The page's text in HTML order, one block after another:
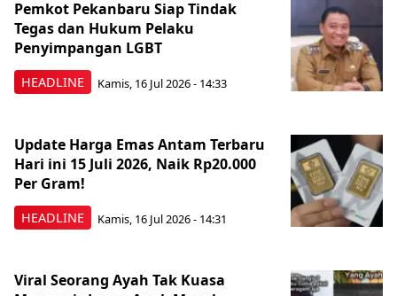
HEADLINE
Pemkot Pekanbaru Siap Tindak
Tegas dan Hukum Pelaku
Penyimpangan LGBT
Kamis, 16 Jul 2026 - 14:33
HEADLINE
Update Harga Emas Antam Terbaru
Hari ini 15 Juli 2026, Naik Rp20.000
Per Gram!
Kamis, 16 Jul 2026 - 14:31
Viral Seorang Ayah Tak Kuasa